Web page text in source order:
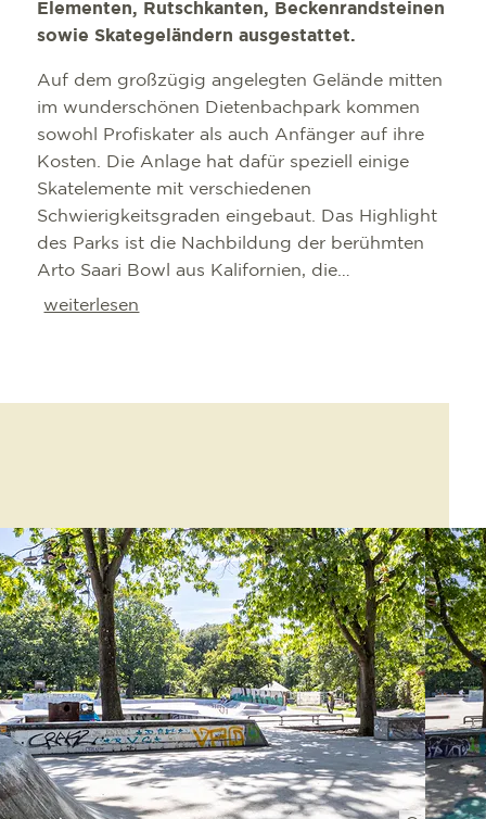
Elementen, Rutschkanten, Beckenrandsteinen
sowie Skategeländern ausgestattet.
Auf dem großzügig angelegten Gelände mitten
im wunderschönen Dietenbachpark kommen
sowohl Profiskater als auch Anfänger auf ihre
Kosten. Die Anlage hat dafür speziell einige
Skatelemente mit verschiedenen
Schwierigkeitsgraden eingebaut. Das Highlight
des Parks ist die Nachbildung der berühmten
Arto Saari Bowl aus Kalifornien, die
maßstabsgetreu umgesetzt werden konnte.
gefunden. Im Jahr 2015 wurde der Skatepark im
sich die Initiative weiterhin für den Ausbau des
Skateparks, welcher dann schließlich 2020
umgesetzt werden konnte. Überzeugen Sie sich
selbst und besuchen Sie einen der größten und
fortschrittlichsten Skateparks in Deutschland.
Bitte beachten Sie die Besucherregeln und
betreten Sie die Anlage nur bei Helligkeit und
trockenem Untergrund.
weiterlesen